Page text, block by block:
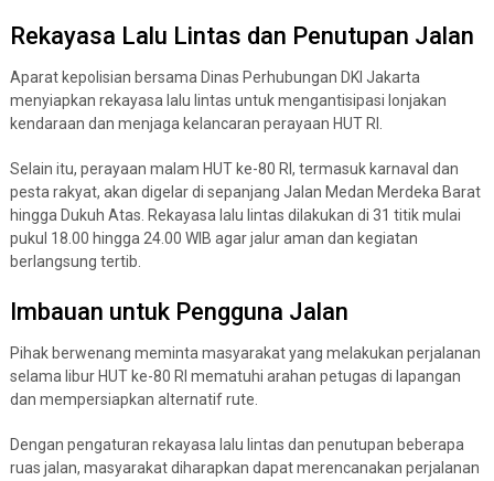
Rekayasa Lalu Lintas dan Penutupan Jalan
Aparat kepolisian bersama Dinas Perhubungan DKI Jakarta
menyiapkan rekayasa lalu lintas untuk mengantisipasi lonjakan
kendaraan dan menjaga kelancaran perayaan HUT RI.
Selain itu, perayaan malam HUT ke-80 RI, termasuk karnaval dan
pesta rakyat, akan digelar di sepanjang Jalan Medan Merdeka Barat
hingga Dukuh Atas. Rekayasa lalu lintas dilakukan di 31 titik mulai
pukul 18.00 hingga 24.00 WIB agar jalur aman dan kegiatan
berlangsung tertib.
Imbauan untuk Pengguna Jalan
Pihak berwenang meminta masyarakat yang melakukan perjalanan
selama libur HUT ke-80 RI mematuhi arahan petugas di lapangan
dan mempersiapkan alternatif rute.
Dengan pengaturan rekayasa lalu lintas dan penutupan beberapa
ruas jalan, masyarakat diharapkan dapat merencanakan perjalanan